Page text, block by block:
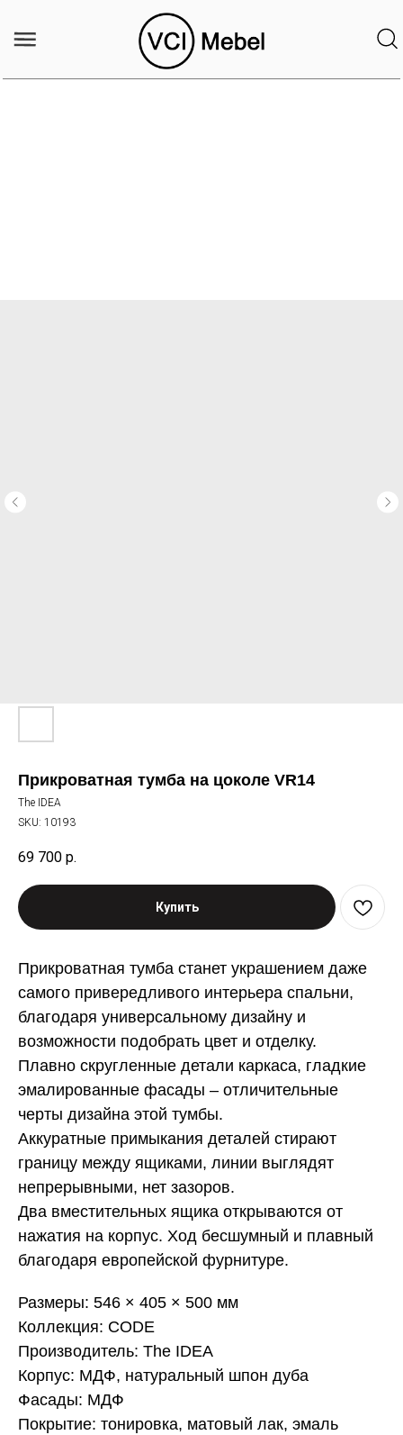
Прикроватная тумба на цоколе VR14
The IDEA
SKU: 10193
69 700 р.
Купить
Прикроватная тумба станет украшением даже
самого привередливого интерьера спальни,
благодаря универсальному дизайну и
возможности подобрать цвет и отделку.
Плавно скругленные детали каркаса, гладкие
эмалированные фасады – отличительные
черты дизайна этой тумбы.
Аккуратные примыкания деталей стирают
границу между ящиками, линии выглядят
непрерывными, нет зазоров.
Два вместительных ящика открываются от
нажатия на корпус. Ход бесшумный и плавный
благодаря европейской фурнитуре.
Размеры: 546 × 405 × 500 мм
Коллекция: CODE
Производитель: The IDEA
Корпус: МДФ, натуральный шпон дуба
Фасады: МДФ
Покрытие: тонировка, матовый лак, эмаль